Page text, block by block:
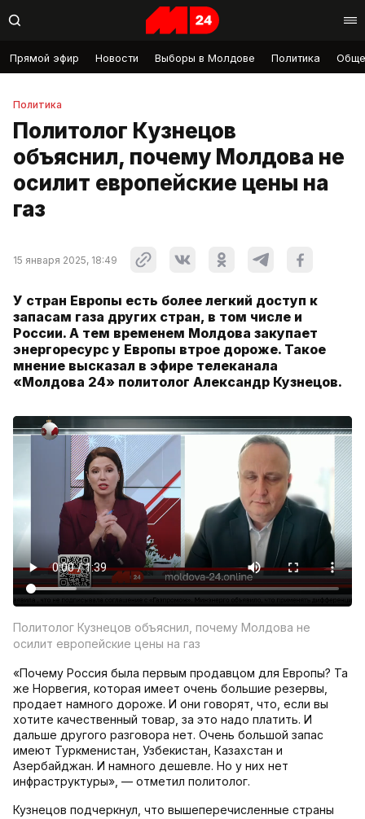
Прямой эфир Новости Выборы в Молдове Политика
Политика
Политолог Кузнецов
объяснил, почему Молдова не
осилит европейские цены на
газ
15 января 2025, 18:49
У стран Европы есть более легкий доступ к
запасам газа других стран, в том числе и
России. А тем временем Молдова закупает
энергоресурс у Европы втрое дороже. Такое
мнение высказал в эфире телеканала
«Молдова 24» политолог Александр Кузнецов.
Политолог Кузнецов объяснил, почему Молдова не
осилит европейские цены на газ
«Почему Россия была первым продавцом для Европы? Та
же Норвегия, которая имеет очень большие резервы,
продает намного дороже. И они говорят, что, если вы
хотите качественный товар, за это надо платить. И
дальше другого разговора нет. Очень большой запас
имеют Туркменистан, Узбекистан, Казахстан и
Азербайджан. И намного дешевле. Но у них нет
инфраструктуры», — отметил политолог.
Кузнецов подчеркнул, что вышеперечисленные страны